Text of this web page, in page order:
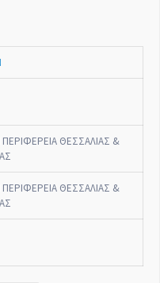
ΘΕΣΣΑΛΙΑΣ &
ΘΕΣΣΑΛΙΑΣ &